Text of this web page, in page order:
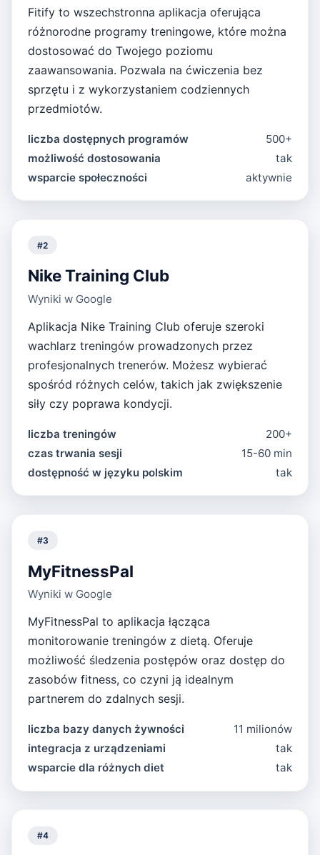
Fitify to wszechstronna aplikacja oferująca
różnorodne programy treningowe, które można
dostosować do Twojego poziomu
zaawansowania. Pozwala na ćwiczenia bez
sprzętu i z wykorzystaniem codziennych
przedmiotów.
liczba dostępnych programów
500+
możliwość dostosowania
tak
wsparcie społeczności
aktywnie
#2
Nike Training Club
Wyniki w Google
Aplikacja Nike Training Club oferuje szeroki
wachlarz treningów prowadzonych przez
profesjonalnych trenerów. Możesz wybierać
spośród różnych celów, takich jak zwiększenie
siły czy poprawa kondycji.
liczba treningów
200+
czas trwania sesji
15-60 min
dostępność w języku polskim
tak
#3
MyFitnessPal
Wyniki w Google
MyFitnessPal to aplikacja łącząca
monitorowanie treningów z dietą. Oferuje
możliwość śledzenia postępów oraz dostęp do
zasobów fitness, co czyni ją idealnym
partnerem do zdalnych sesji.
liczba bazy danych żywności
11 milionów
integracja z urządzeniami
tak
wsparcie dla różnych diet
tak
#4